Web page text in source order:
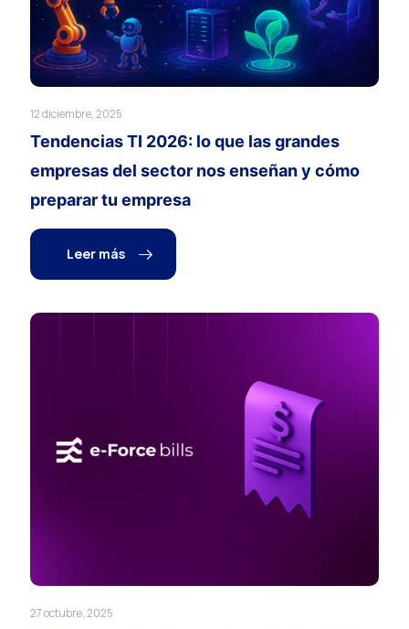
12 diciembre, 2025
Tendencias TI 2026: lo que las grandes
empresas del sector nos enseñan y cómo
preparar tu empresa
Leer más
27 octubre, 2025